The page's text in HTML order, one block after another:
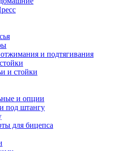
и подтягивания
и стойки
и опции
под штангу
для бицепса